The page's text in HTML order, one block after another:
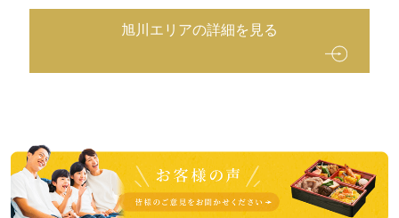
旭川エリアの詳細を見る
皆
様
の